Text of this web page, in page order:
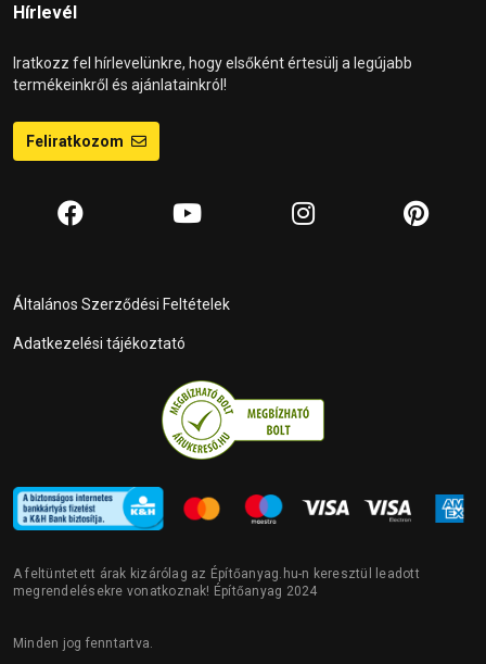
Hírlevél
Iratkozz fel hírlevelünkre, hogy elsőként értesülj a legújabb
termékeinkről és ajánlatainkról!
Feliratkozom
Általános Szerződési Feltételek
Adatkezelési tájékoztató
A feltüntetett árak kizárólag az Építőanyag.hu-n keresztül leadott
megrendelésekre vonatkoznak! Építőanyag 2024
Minden jog fenntartva.